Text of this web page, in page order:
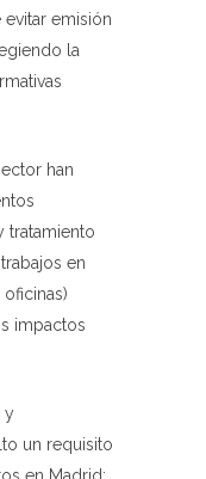
emisión
la
han
tratamiento
en
impactos
y
un requisito